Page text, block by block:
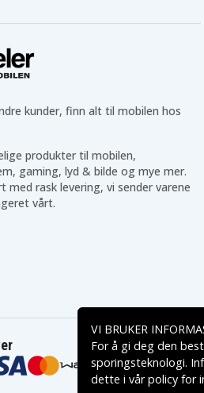
kunder, finn alt til mobilen hos
produkter til mobilen,
gaming, lyd & bilde og mye mer.
med rask levering, vi sender varene
vårt.
VI BRUKER
For å gi deg den
sporingsteknologi.
dette i vårpolicy for